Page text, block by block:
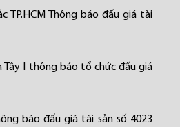
TP.HCM Thông báo đấu giá tài
Tây I thông báo tổ chức đấu giá
báo đấu giá tài sản số 4023